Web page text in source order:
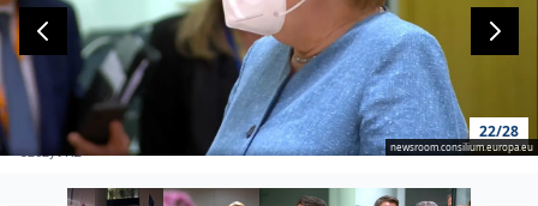
22/28
newsroom.consilium.europa.eu
Szczyt RE